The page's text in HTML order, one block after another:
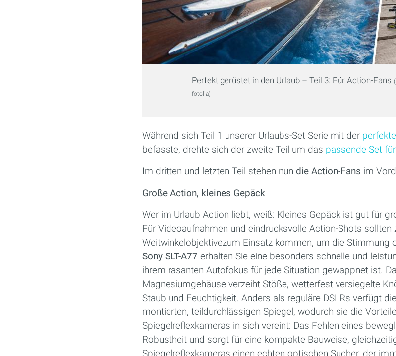
Perfekt gerüstet in den Urlaub – Teil 3: Für Action-Fans
fotolia)
Während sich Teil 1 unserer Urlaubs-Set Serie mit der
befasste, drehte sich der zweite Teil um das passende Set
Im dritten und letzten Teil stehen nun die Action-Fans im
Große Action, kleines Gepäck
Wer im Urlaub Action liebt, weiß: Kleines Gepäck ist gut für
Für Videoaufnahmen und eindrucksvolle Action-Shots sollten
Weitwinkelobjektivezum Einsatz kommen, um die Stimmung
Sony SLT-A77 erhalten Sie eine besonders schnelle und
ihrem rasanten Autofokus für jede Situation gewappnet ist.
Magnesiumgehäuse verzeiht Stöße, wetterfest versiegelte
Staub und Feuchtigkeit. Anders als reguläre DSLRs verfügt
montierten, teildurchlässigen Spiegel, wodurch sie die
Spiegelreflexkameras in sich vereint: Das Fehlen eines
Robustheit und sorgt für eine kompakte Bauweise,
Spiegelreflexkameras einen echten optischen Sucher, der